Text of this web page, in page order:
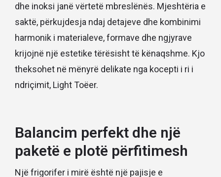
dhe inoksi janë vërtetë mbreslënës. Mjeshtëria e
saktë, përkujdesja ndaj detajeve dhe kombinimi
harmonik i materialeve, formave dhe ngjyrave
krijojnë një estetike tërësisht të kënaqshme. Kjo
theksohet në mënyrë delikate nga kocepti i ri i
ndriçimit, Light Toëer.
Balancim perfekt dhe një
paketë e plotë përfitimesh
Një frigorifer i mirë është një pajisje e